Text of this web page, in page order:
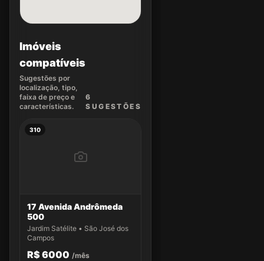
Imóveis
compatíveis
Sugestões por
localização, tipo,
faixa de preço e
características.
6
SUGEST ÕES
310
17 Avenida Andrômeda
500
Jardim Satélite • São José dos
Campos
R$ 6000 /mês